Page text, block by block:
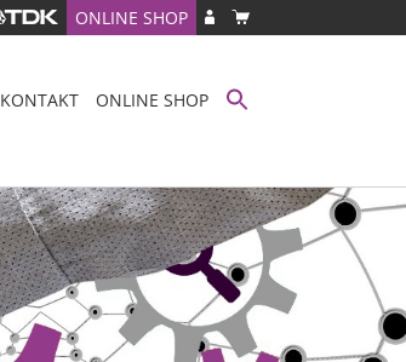
ONLINE SHOP
KONTAKT ONLINE SHOP